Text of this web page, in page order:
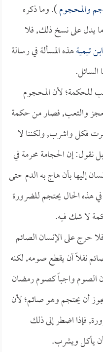
والمحجوم). وما ذكره
ما يدل على نسخ ذلك, فلا
ابن تيميةهذه المسألة في رسالة
للحكمة؛ لأن المحجوم
والتعب, فصار من حكمة
فكل واشرب, ولكننا لا
نقول: إن الحجامة محرمة في
إليها بأن هاج به الدم حتى
هذه الحال يحتجم للضرورة
لا شك فيه.
حرج على الإنسان الصائم
نفلاً أن يقطع صومه, لكنه
الصوم واجباً كصوم رمضان
أن يحتجم وهو صائم؛ لأن
فإذا اضطر إلى ذلك
يأكل ويشرب.